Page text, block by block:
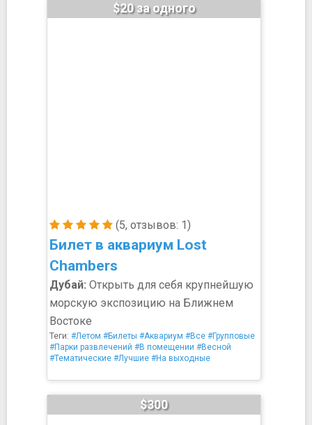
(5, отзывов: 1)
Билет в аквариум Lost
Chambers
$20 за одного
Дубай: Открыть для себя крупнейшую
морскую экспозицию на Ближнем
Востоке
Теги: #Летом #Билеты #Аквариум #Все #Групповые
#Парки развлечений #В помещении #Весной
#Тематические #Лучшие #На выходные
$300